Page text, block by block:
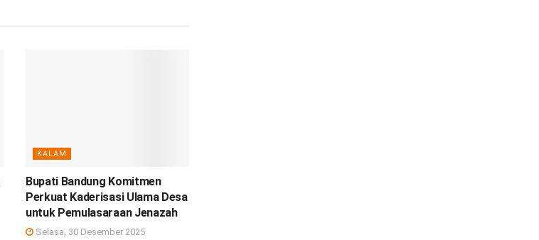
KALAM
Bupati Bandung Komitmen
Perkuat Kaderisasi Ulama Desa
untuk Pemulasaraan Jenazah
Selasa, 30 Desember 2025